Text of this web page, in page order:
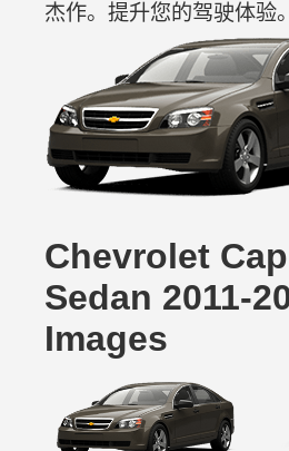
杰作。提升您的驾驶体验。
Chevrolet
Sedan 2011-
Images